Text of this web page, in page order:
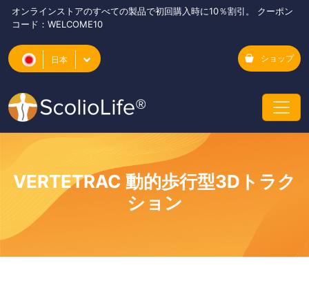
オンラインストアのすべての製品で初回購入時に10％割引。 クーポン
コード：WELCOME10
日本 ショップ
VERTETRAC 動的歩行型3Dトラク
ション